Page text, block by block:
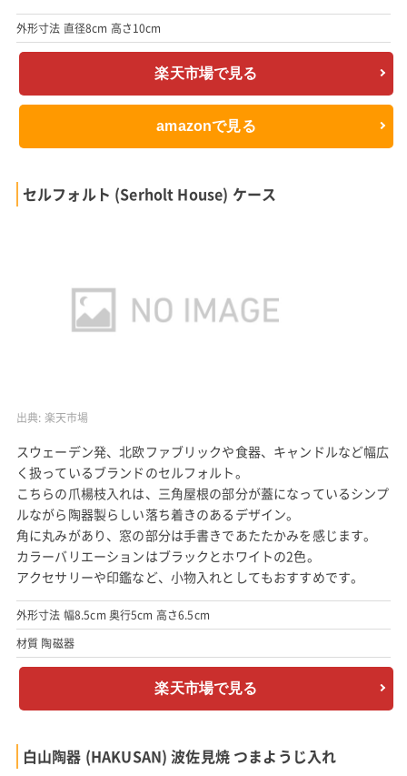
外形寸法 直径8cm 高さ10cm
楽天市場で見る
amazonで見る
セルフォルト (Serholt House) ケース
出典: 楽天市場
スウェーデン発、北欧ファブリックや食器、キャンドルなど幅広
く扱っているブランドのセルフォルト。
こちらの爪楊枝入れは、三角屋根の部分が蓋になっているシンプ
ルながら陶器製らしい落ち着きのあるデザイン。
角に丸みがあり、窓の部分は手書きであたたかみを感じます。
カラーバリエーションはブラックとホワイトの2色。
アクセサリーや印鑑など、小物入れとしてもおすすめです。
外形寸法 幅8.5cm 奥行5cm 高さ6.5cm
材質 陶磁器
楽天市場で見る
白山陶器 (HAKUSAN) 波佐見焼 つまようじ入れ